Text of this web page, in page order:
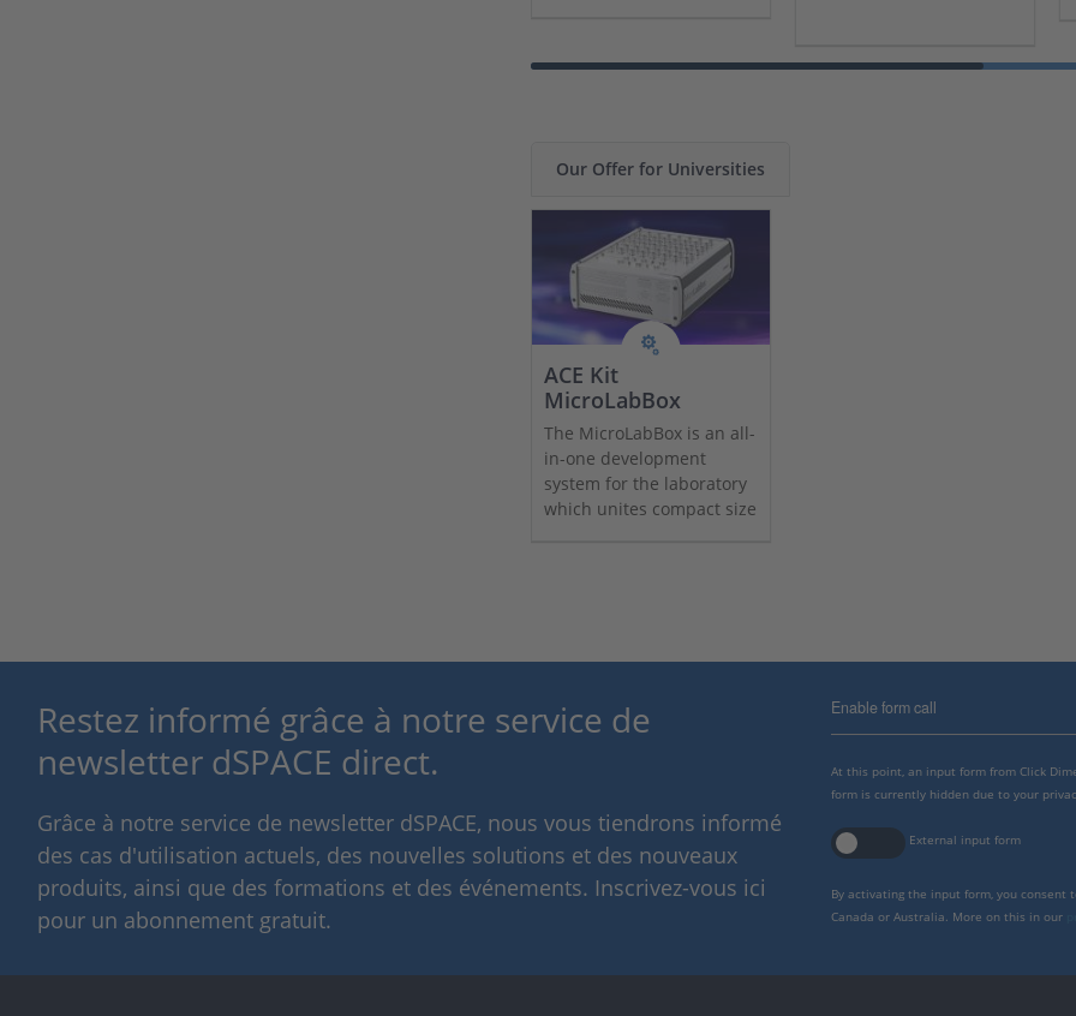
Our Offer for Universities
ACE Kit
MicroLabBox
The MicroLabBox is an all-
in-one development
system for the laboratory
which unites compact size
Restez informé grâce à notre service de
newsletter dSPACE direct.
Grâce à notre service de newsletter dSPACE, nous vous tiendrons informé
des cas d'utilisation actuels, des nouvelles solutions et des nouveaux
produits, ainsi que des formations et des événements. Inscrivez-vous ici
pour un abonnement gratuit.
Enable form call
At this point, an input form from Click
form is currently hidden due to your
External input form
By activating the input form, you consent
Canada or Australia. More on this in our